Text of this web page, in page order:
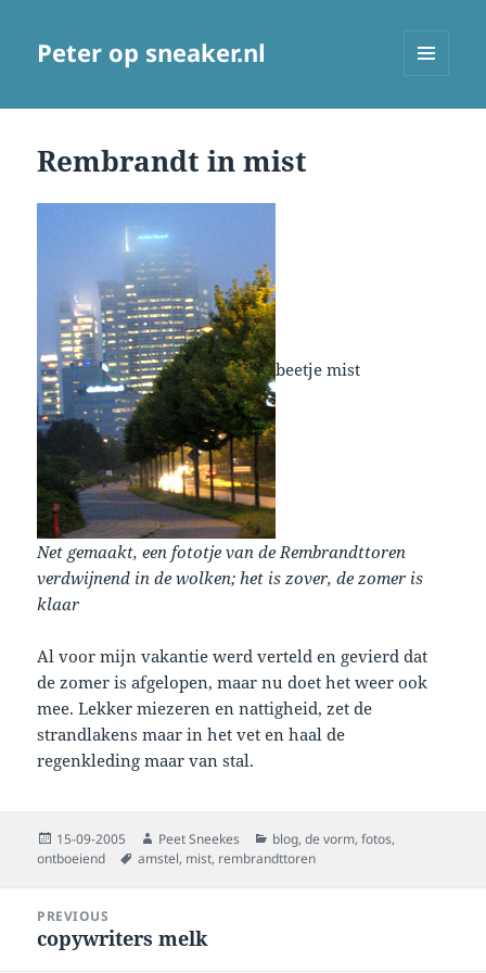
Peter op sneaker.nl
Rembrandt in mist
beetje mist
Net gemaakt, een fototje van de Rembrandttoren
verdwijnend in de wolken; het is zover, de zomer is
klaar
Al voor mijn vakantie werd verteld en gevierd dat
de zomer is afgelopen, maar nu doet het weer ook
mee. Lekker miezeren en nattigheid, zet de
strandlakens maar in het vet en haal de
regenkleding maar van stal.
Posted
on
15-09-2005 Author
Peet Sneekes Categories
blog,de vorm,fotos,
ontboeiend
Tags
amstel, mist, rembrandttoren
navigation
PREVIOUS
Previous
copywriters melk